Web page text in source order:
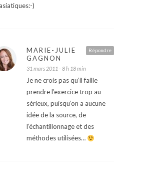
asiatiques:-)
Répondre
MARIE-JULIE
GAGNON
31 mars 2011 - 8 h 18 min
Je ne crois pas qu’il faille
prendre l’exercice trop au
sérieux, puisqu’on a aucune
idée de la source, de
l’échantillonnage et des
méthodes utilisées…